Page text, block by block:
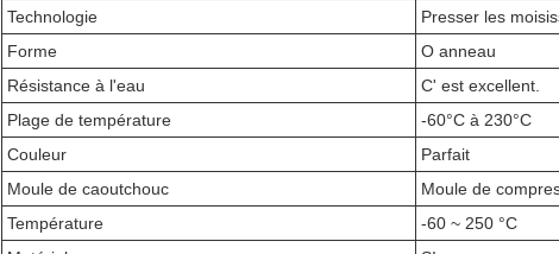
Technologie
Presser les
Forme
O anneau
Résistance à l'eau
C' est excellent.
Plage de température
-60°C à 230°C
Couleur
Parfait
Moule de caoutchouc
Moule de
Température
-60 ~ 250 °C